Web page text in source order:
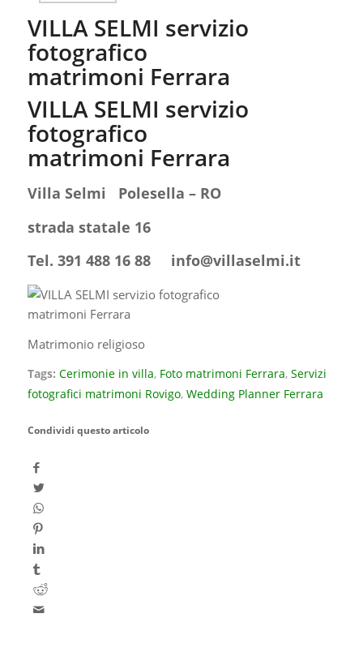
VILLA SELMI servizio
fotografico
matrimoni Ferrara
VILLA SELMI servizio
fotografico
matrimoni Ferrara
Villa Selmi Polesella – RO
strada statale 16
Tel. 391 488 16 88 info@villaselmi.it
Matrimonio religioso
Tags: Cerimonie in villa, Foto matrimoni Ferrara, Servizi
fotografici matrimoni Rovigo, Wedding Planner Ferrara
Condividi questo articolo